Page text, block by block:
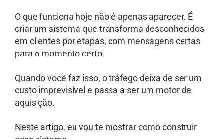
O que funciona hoje não é apenas aparecer. É
criar um sistema que transforma desconhecidos
em clientes por etapas, com mensagens certas
para o momento certo.
Quando você faz isso, o tráfego deixa de ser um
custo imprevisível e passa a ser um motor de
aquisição.
Neste artigo, eu vou te mostrar como construir